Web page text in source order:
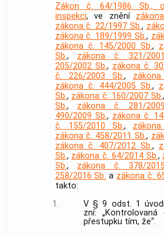
Zákon č. 64/1986 Sb.,
inspekci, ve znění
zákona č. 22/1997 Sb.,
zákona č. 189/1999 Sb.,
zákona č. 145/2000 Sb.,
Sb., zákona č. 321/
205/2002 Sb., zákona č.
č. 226/2003 Sb.,
zákona č. 444/2005 Sb.,
Sb., zákona č. 160/2007 Sb.,
Sb., zákona č. 281/
490/2009 Sb., zákona č.
č. 155/2010 Sb.,
zákona č. 458/2011 Sb.,
zákona č. 407/2012 Sb.,
Sb., zákona č. 64/2014 Sb.,
Sb., zákona č. 378/
258/2016 Sb. a zákona č.
takto:
1.
V § 9 odst. 1
zní:
přestupku tím, že“.